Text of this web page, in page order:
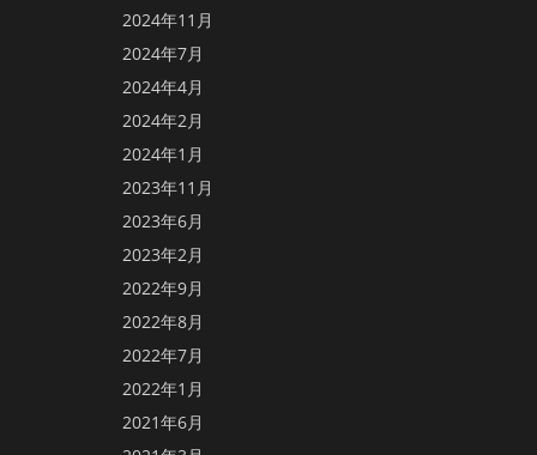
2024年11月
2024年7月
2024年4月
2024年2月
2024年1月
2023年11月
2023年6月
2023年2月
2022年9月
2022年8月
2022年7月
2022年1月
2021年6月